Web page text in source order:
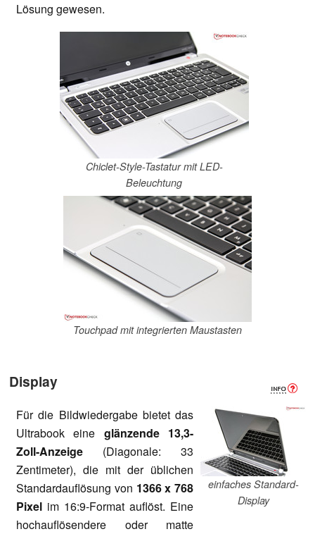
Lösung gewesen.
Chiclet-Style-Tastatur mit LED-
Beleuchtung
Touchpad mit integrierten Maustasten
Display
einfaches Standard-
Display
Für die Bildwiedergabe bietet das
Ultrabook eine glänzende 13,3-
Zoll-Anzeige (Diagonale: 33
Zentimeter), die mit der üblichen
Standardauflösung von 1366 x 768
Pixel im 16:9-Format auflöst. Eine
hochauflösendere oder matte